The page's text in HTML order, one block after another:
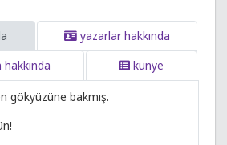
yazarlar hakkında
künye
gökyüzüne bakmış.